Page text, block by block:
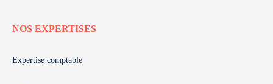
NOS EXPERTISES
Expertise comptable